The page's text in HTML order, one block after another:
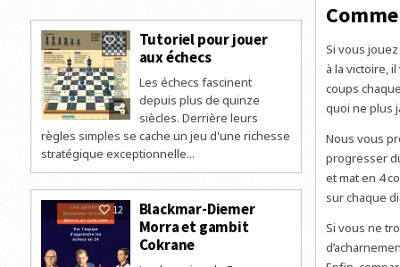
Si vous
à la victoire,
coups
quoi ne plus
Nous vous
progresser
et mat en 4
sur chaque
Si vous ne
3
Tutoriel pour jouer
aux échecs
Les échecs fascinent
depuis plus de quinze
siècles. Derrière leurs
règles simples se cache un jeu d'une richesse
stratégique exceptionnelle...
12
Blackmar-Diemer
Morra et gambit
Cokrane